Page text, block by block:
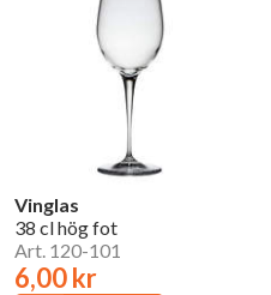
Vinglas
38 cl hög fot
Art. 120-101
6,00 kr